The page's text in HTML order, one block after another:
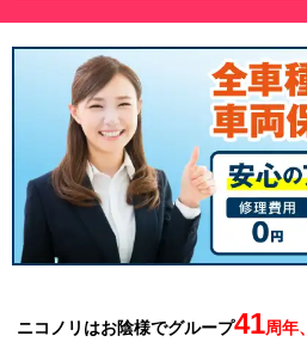
ニコノリはお陰様でグループ41周年、